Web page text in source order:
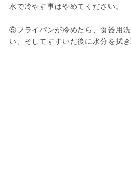
水で冷やす事はやめてください。
⑤フライパンが冷めたら、食器用
い、そしてすすいだ後に水分を拭き